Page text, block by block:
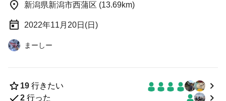
新潟県新潟市西蒲区 (13.69km)
2022年11月20日(日)
まーしー
19 行きたい
2 行った